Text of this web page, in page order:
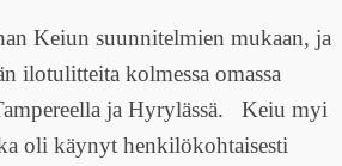
Keiun suunnitelmien mukaan, ja
ilotulitteita kolmessa omassa
ja Hyrylässä. Keiu myi
oli käynyt henkilökohtaisesti